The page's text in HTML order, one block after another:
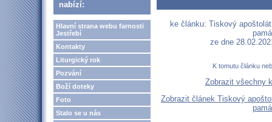
nabízí:
Hlavní strana webu farnosti
Jestřebí
Kontakty
Liturgický rok
Pozvání
Boží doteky
Foto
Stalo se u nás
ke článku: Tiskový
ze dne
K tomutu článku
Zobrazit všechny
Zobrazit článek Tiskový